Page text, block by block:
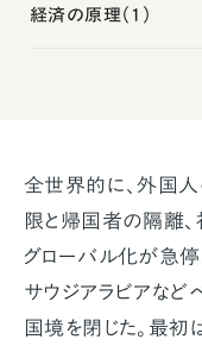
経済の原理（1）
全世界的に、外国
限と帰国者の隔離
グローバル化が急停
サウジアラビアなど
国境を閉じた。最